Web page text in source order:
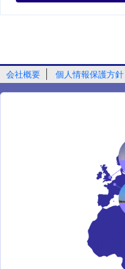
会社概要 個人情報保護方針